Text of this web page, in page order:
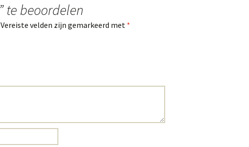
te beoordelen
Vereiste velden zijn gemarkeerd met *